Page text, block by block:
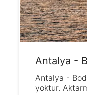
Antalya -
Antalya -
yoktur.